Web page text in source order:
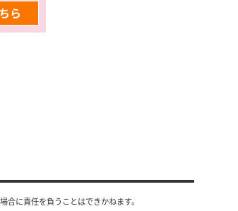
に責任を負うことはできかねます。